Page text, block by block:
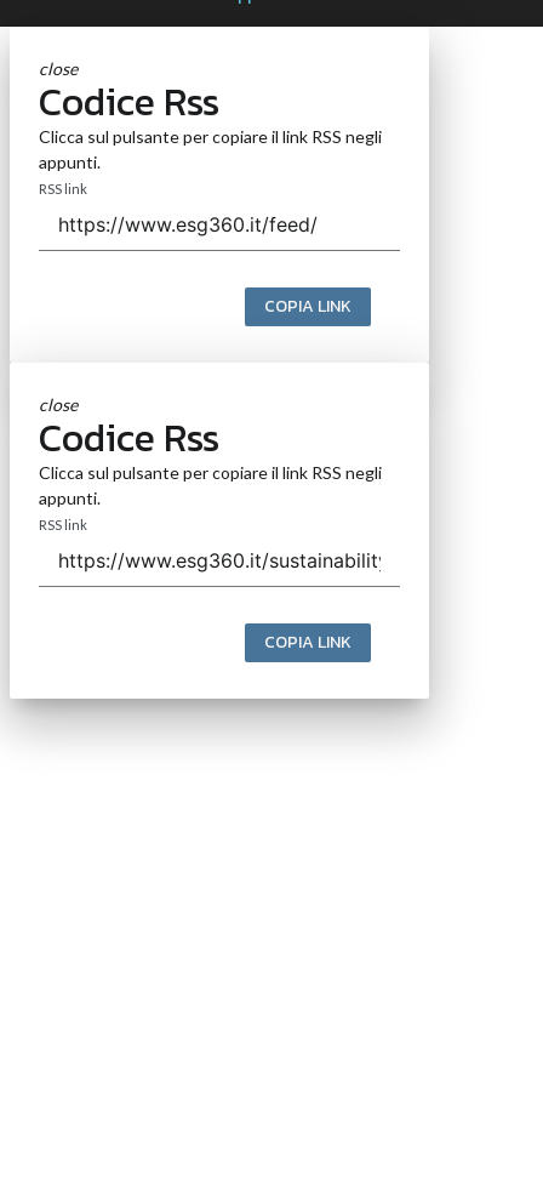
close
Codice Rss
Clicca sul pulsante per copiare il link RSS negli
appunti.
RSS link
COPIA LINK
close
Codice Rss
Clicca sul pulsante per copiare il link RSS negli
appunti.
RSS link
COPIA LINK